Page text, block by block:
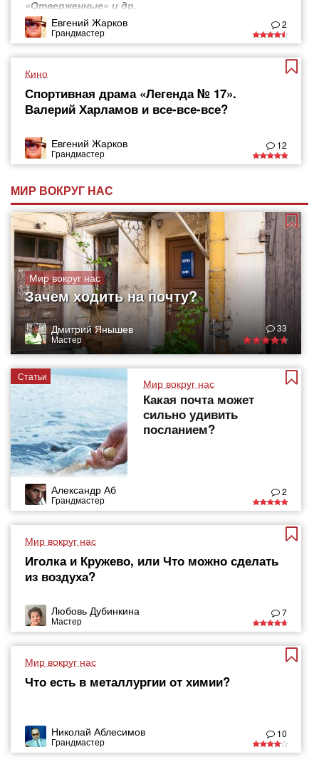
«Отверженные» и др.
Евгений Жарков
Грандмастер
2
Кино
Спортивная драма «Легенда № 17».
Валерий Харламов и все-все-все?
Евгений Жарков
Грандмастер
12
МИР ВОКРУГ НАС
Мир вокруг нас
Зачем ходить на почту?
Дмитрий Янышев
Мастер
33
Статьи
Мир вокруг нас
Какая почта может
сильно удивить
посланием?
Александр Аб
Грандмастер
2
Мир вокруг нас
Иголка и Кружево, или Что можно сделать
из воздуха?
Любовь Дубинкина
Мастер
7
Мир вокруг нас
Что есть в металлургии от химии?
Николай Аблесимов
Грандмастер
10